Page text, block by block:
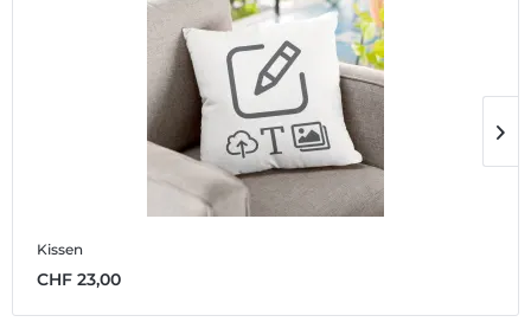
Kissen
CHF 23,00